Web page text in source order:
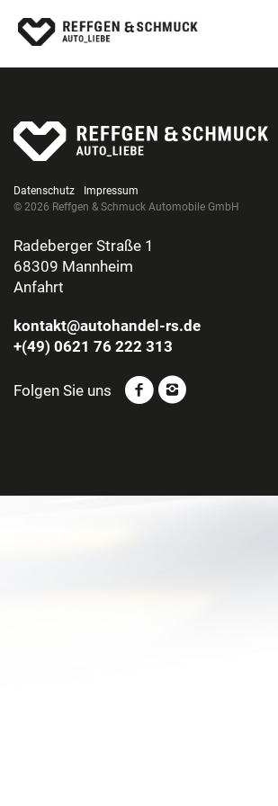
Datenschutz
Impressum
© 2026 Reffgen & Schmuck Automobile GmbH
Radeberger Straße 1
68309 Mannheim
Anfahrt
kontakt@autohandel-rs.de
+(49) 0621 76 222 313
Folgen Sie uns